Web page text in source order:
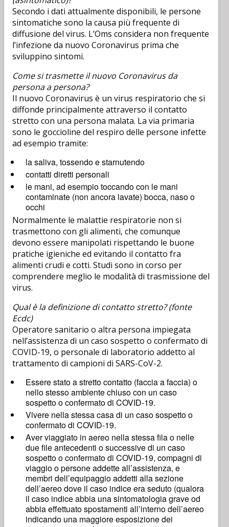
Secondo i dati attualmente disponibili, le persone
sintomatiche sono la causa più frequente di
diffusione del virus. L’Oms considera non frequente
l’infezione da nuovo Coronavirus prima che
sviluppino sintomi.
Come si trasmette il nuovo Coronavirus da
persona a persona?
Il nuovo Coronavirus è un virus respiratorio che si
diffonde principalmente attraverso il contatto
stretto con una persona malata. La via primaria
sono le goccioline del respiro delle persone infette
ad esempio tramite:
la saliva, tossendo e starnutendo
contatti diretti personali
le mani, ad esempio toccando con le mani
contaminate (non ancora lavate) bocca, naso o
occhi
Normalmente le malattie respiratorie non si
trasmettono con gli alimenti, che comunque
devono essere manipolati rispettando le buone
pratiche igieniche ed evitando il contatto fra
alimenti crudi e cotti. Studi sono in corso per
comprendere meglio le modalità di trasmissione del
virus.
Qual è la definizione di contatto stretto? (fonte
Ecdc)
Operatore sanitario o altra persona impiegata
nell’assistenza di un caso sospetto o confermato di
COVID-19, o personale di laboratorio addetto al
trattamento di campioni di SARS-CoV-2.
Essere stato a stretto contatto (faccia a faccia) o
nello stesso ambiente chiuso con un caso
sospetto o confermato di COVID-19.
Vivere nella stessa casa di un caso sospetto o
confermato di COVID-19.
Aver viaggiato in aereo nella stessa fila o nelle
due file antecedenti o successive di un caso
sospetto o confermato di COVID-19, compagni di
viaggio o persone addette all’assistenza, e
membri dell’equipaggio addetti alla sezione
dell’aereo dove il caso indice era seduto (qualora
il caso indice abbia una sintomatologia grave od
abbia effettuato spostamenti all’interno dell’aereo
indicando una maggiore esposizione dei